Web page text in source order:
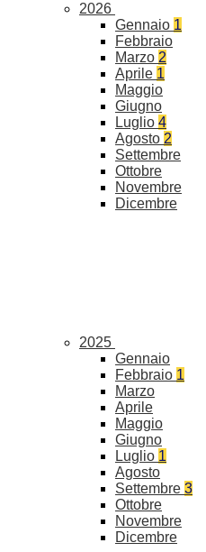
2026
Gennaio 1
Febbraio
Marzo 2
Aprile 1
Maggio
Giugno
Luglio 4
Agosto 2
Settembre
Ottobre
Novembre
Dicembre
2025
Gennaio
Febbraio 1
Marzo
Aprile
Maggio
Giugno
Luglio 1
Agosto
Settembre 3
Ottobre
Novembre
Dicembre